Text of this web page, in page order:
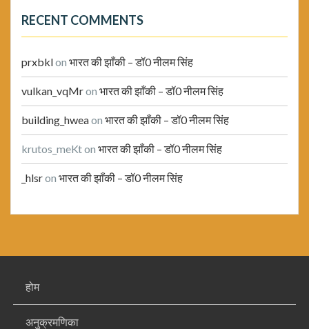
RECENT COMMENTS
prxbklon भारत की झाँकी – डॉ0 नीलम सिंह
vulkan_vqMron भारत की झाँकी – डॉ0 नीलम सिंह
building_hweaon भारत की झाँकी – डॉ0 नीलम सिंह
krutos_meKton भारत की झाँकी – डॉ0 नीलम सिंह
_hlsron भारत की झाँकी – डॉ0 नीलम सिंह
होम
अनुक्रमणिका